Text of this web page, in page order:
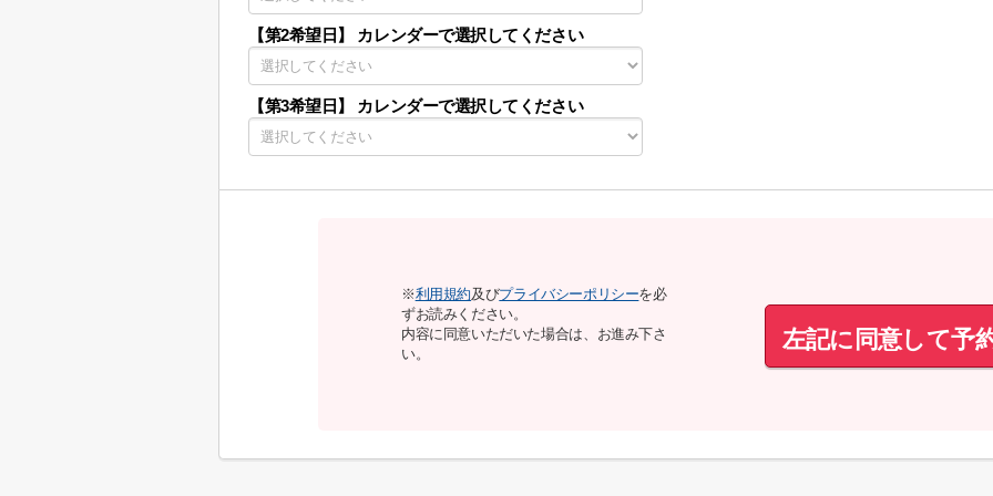
【第2希望日】 カレンダーで選択してください
【第3希望日】 カレンダーで選択してください
※利用規約及びプライバシーポリシーを必
ずお読みください。
内容に同意いただいた場合は、お進み下さ
い。
左記に同意して予